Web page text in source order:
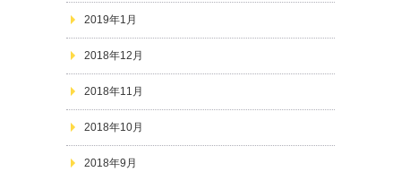
2019年1月
2018年12月
2018年11月
2018年10月
2018年9月